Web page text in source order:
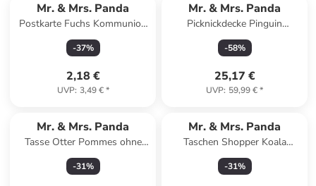
Mr. & Mrs. Panda
Postkarte Fuchs Kommunion
mit Spruch in Grau Pastell
-37%
2,18 €
UVP: 3,49 €*
Mr. & Mrs. Panda
Picknickdecke Pinguin
Kokosnuss mit Spruch in Bunt
-58%
25,17 €
UVP: 59,99 €*
Mr. & Mrs. Panda
Tasse Otter Pommes ohne
Spruch in Türkis
-31%
Mr. & Mrs. Panda
Taschen Shopper Koala
Familie mit Spruch in Blau
Pastell
-31%